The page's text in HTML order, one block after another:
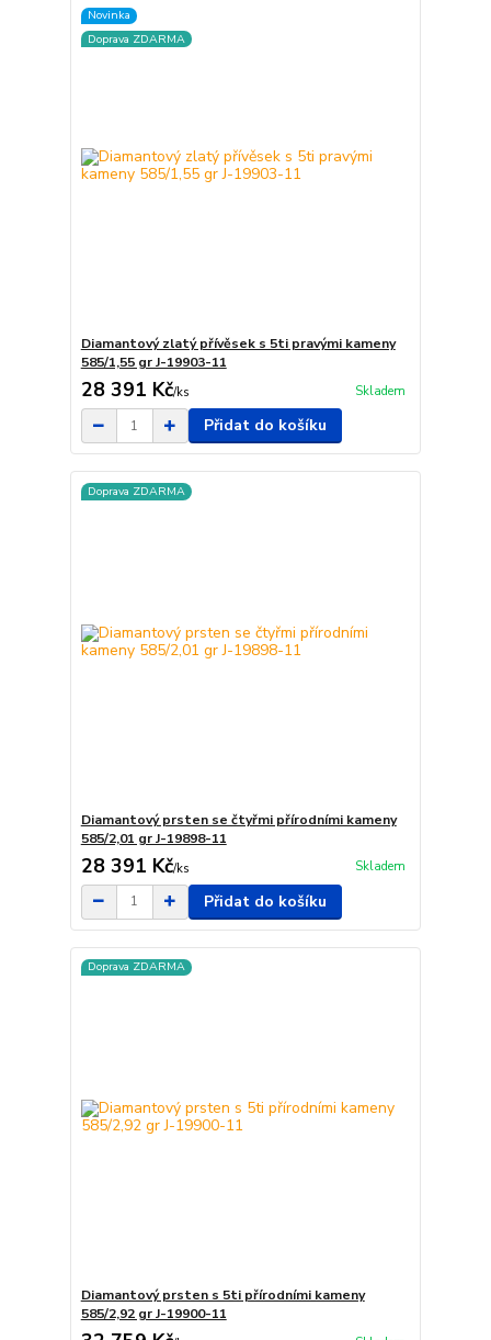
Novinka
Doprava ZDARMA
Diamantový zlatý přívěsek s 5ti pravými kameny
585/1,55 gr J-19903-11
28 391 Kč/ks Skladem
Přidat do košíku
Doprava ZDARMA
Diamantový prsten se čtyřmi přírodními kameny
585/2,01 gr J-19898-11
28 391 Kč/ks Skladem
Přidat do košíku
Doprava ZDARMA
Diamantový prsten s 5ti přírodními kameny
585/2,92 gr J-19900-11